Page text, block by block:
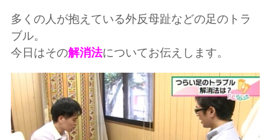
多くの人が抱えている外反母趾などの足のトラ
ブル。
今日はその解消法についてお伝えします。